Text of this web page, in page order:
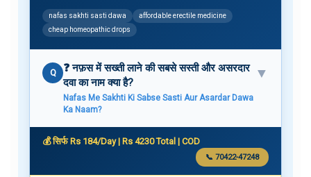
nafas sakhti sasti dawa
affordable erectile medicine
cheap homeopathic drops
Q
❓ नफ़स में सख्ती लाने की सबसे सस्ती और असरदार
दवा का नाम क्या है?
Nafas Me Sakhti Ki Sabse Sasti Aur Asardar Dawa
Ka Naam?
▼
💰 सिर्फ Rs 184/Day | Rs 4230 Total | COD
📞 70422-47248